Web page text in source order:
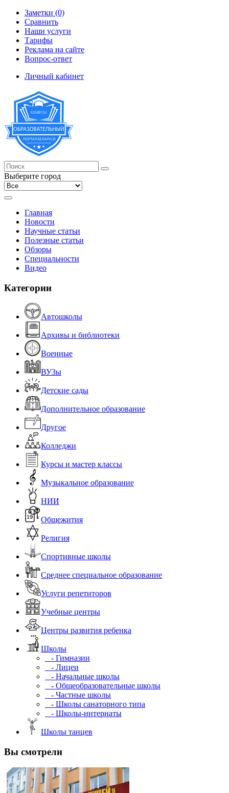
Заметки (0)
Сравнить
Наши услуги
Тарифы
Реклама на сайте
Вопрос-ответ
Личный кабинет
Выберите город
Главная
Новости
Научные статьи
Полезные статьи
Обзоры
Специальности
Видео
Категории
Автошколы
Архивы и библиотеки
Военные
ВУЗы
Детские сады
Дополнительное образование
Другое
Колледжи
Курсы и мастер классы
Музыкальное образование
НИИ
Общежития
Религия
Спортивные школы
Среднее специальное образование
Услуги репетиторов
Учебные центры
Центры развития ребенка
Школы
- Гимназии
- Лицеи
- Начальные школы
- Общеобразовательные школы
- Частные школы
- Школы санаторного типа
- Школы-интернаты
Школы танцев
Вы смотрели